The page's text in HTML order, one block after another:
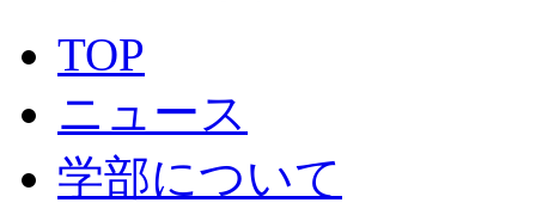
TOP
ニュース
学部について